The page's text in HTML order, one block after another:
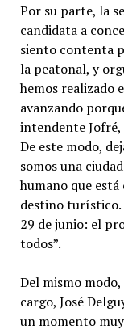
Por su parte, la
candidata a
siento contenta
la peatonal, y
hemos realizado
avanzando
intendente
De este modo,
somos una
humano que
destino turístico.
29 de junio: el
todos”.
Del mismo
cargo, José
un momento